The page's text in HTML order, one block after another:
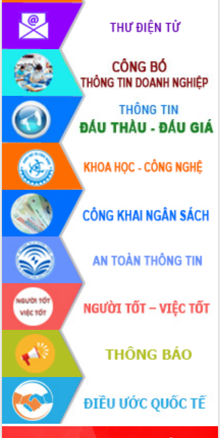
sống người dân từ những mô hình thiết
thực
Quyết liệt tháo gỡ vướng mắc, đẩy
nhanh tiến độ các dự án trọng điểm
trong Khu kinh tế Nam Phú Yên
Hòn Yến phát triển du lịch gắn với bảo
tồn biển
Lấy ý kiến điều chỉnh Quy hoạch tỉnh
Đắk Lắk thời kỳ 2021-2030, tầm nhìn
đến năm 2050
Phát động chiến dịch 30 ngày đêm
giải phóng mặt bằng Tuyến đường bộ
ven biển
Đắk Lắk nỗ lực thúc đẩy tăng trưởng
kinh tế từ 10% trở lên trong Quý
II/2026
Đắk Lắk ký kết thỏa thuận hợp tác về
chuyển đổi số giai đoạn 2026 – 2030
với Tập đoàn Bưu chính Viễn thông
Việt Nam
Thứ trưởng Bộ Y tế làm việc với tỉnh
Đắk Lắk về phát triển nhân lực y tế
cho trạm y tế cấp xã
Du lịch Đắk Lắk nâng tầm trải nghiệm
du khách thông qua Hệ thống cơ sở dữ
liệu và Bản đồ số
Tập huấn ứng dụng trí tuệ nhân tạo (AI)
trong thương mại điện tử năm 2026
Đoàn đại biểu Quốc hội tỉnh Đắk Lắk
trao đổi thông tin trước Kỳ họp thứ
nhất, Quốc hội khóa XVI
Quyết liệt cải cách hành chính, khơi
thông nguồn lực phát triển
Nâng cao hiệu lực, hiệu quả HĐND
tỉnh thông qua hiện đại hóa hành chính
Xã Ea Phê gắn cải cách hành chính với
chuyển đổi số
Phó Chủ tịch Thường trực UBND tỉnh
Hồ Thị Nguyên Thảo làm việc tại Trung
tâm Phục vụ hành chính công xã Ea